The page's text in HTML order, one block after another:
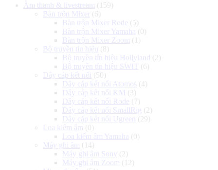
29.500.000 ₫.là:
27.900.000 ₫.
Âm thanh & livestream (159)
Bàn trộn Mixer
(6)
Bàn trộn Mixer Rode (5)
Bàn trộn Mixer Yamaha (0)
Bàn trộn Mixer Zoom (1)
Bộ truyền tín hiệu
(8)
Bộ truyền tín hiệu Hollyland
(2)
Bộ truyền tín hiệu SWIT (6)
Dây cáp kết nối (50)
Dây cáp kết nối Atomos (4)
Dây cáp kết nối KM (3)
Dây cáp kết nối Rode (7)
Dây cáp kết nối SmallRig (2)
Dây cáp kết nối Ugreen
(29)
Loa kiểm âm (0)
Loa kiểm âm Yamaha (0)
Máy ghi âm (14)
Máy ghi âm Sony (2)
Máy ghi âm Zoom (12)